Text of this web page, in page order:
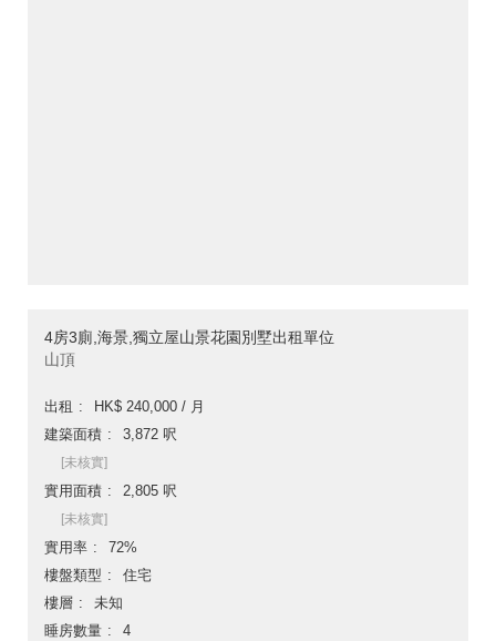
4房3廁,海景,獨立屋山景花園別墅出租單位
山頂
出租
HK$ 240,000 / 月
建築面積
3,872 呎
[未核實]
實用面積 2,805 呎
[未核實]
實用率
72%
樓盤類型
住宅
樓層
未知
睡房數量
4